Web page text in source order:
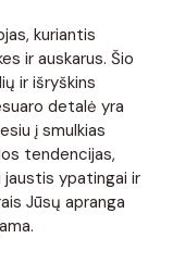
kuriantis
ir auskarus. Šio
ir išryškins
detalė yra
į smulkias
tendencijas,
jaustis ypatingai ir
Jūsų apranga